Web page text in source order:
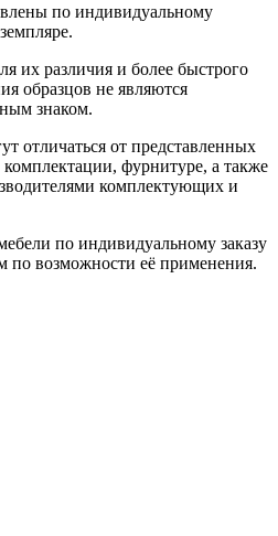
по индивидуальному
их различия и более быстрого
образцов не являются
знаком.
отличаться от представленных
комплектации, фурнитуре, а также
комплектующих и
по индивидуальному заказу
по возможности её применения.